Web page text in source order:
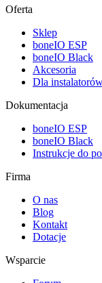
Oferta
Sklep
boneIO ESP
boneIO Black
Akcesoria
Dla
Dokumentacja
boneIO ESP
boneIO Black
Instrukcje do
Firma
O nas
Blog
Kontakt
Dotacje
Wsparcie